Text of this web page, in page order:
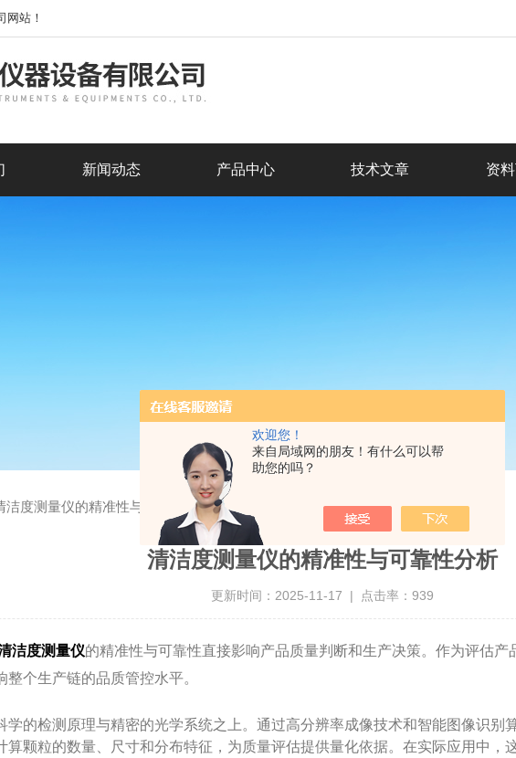
欢迎您！
来自局域网的朋友！有什么可以帮
助您的吗？
网站！
新闻动态 产品中心 技术文章 资
洁度测量仪的精准性与可靠性分析
清洁度测量仪的精准性与可靠性分析
更新时间：2025-11-17 | 点击率：939
洁度测量仪的精准性与可靠性直接影响产品质量判断和生产决策。作为评估
个生产链的品质管控水平。
学的检测原理与精密的光学系统之上。通过高分辨率成像技术和智能图像识别
颗粒的数量、尺寸和分布特征，为质量评估提供量化依据。在实际应用中，